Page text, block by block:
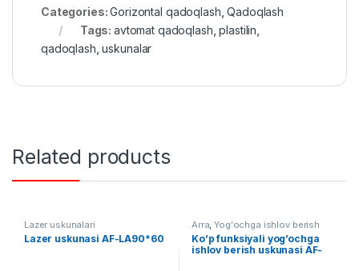
Categories:Gorizontal qadoqlash ,Qadoqlash
Tags:avtomat qadoqlash ,plastilin
qadoqlash ,uskunalar
Related products
Lazer uskunalari
Lazer uskunasi AF-LA90*60
Arra ,Yog'ochga ishlov berish
Ko’p funksiyali yog’ochga
ishlov berish uskunasi AF-